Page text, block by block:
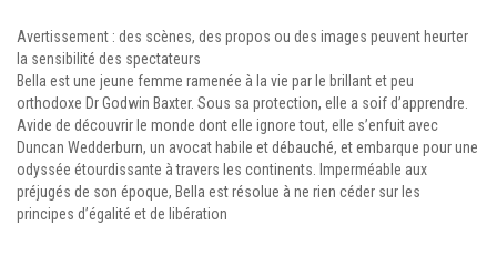
Avertissement : des scènes, des propos ou des images peuvent heurter
la sensibilité des spectateurs
Bella est une jeune femme ramenée à la vie par le brillant et peu
orthodoxe Dr Godwin Baxter. Sous sa protection, elle a soif d’apprendre.
Avide de découvrir le monde dont elle ignore tout, elle s’enfuit avec
Duncan Wedderburn, un avocat habile et débauché, et embarque pour une
odyssée étourdissante à travers les continents. Imperméable aux
préjugés de son époque, Bella est résolue à ne rien céder sur les
principes d’égalité et de libération